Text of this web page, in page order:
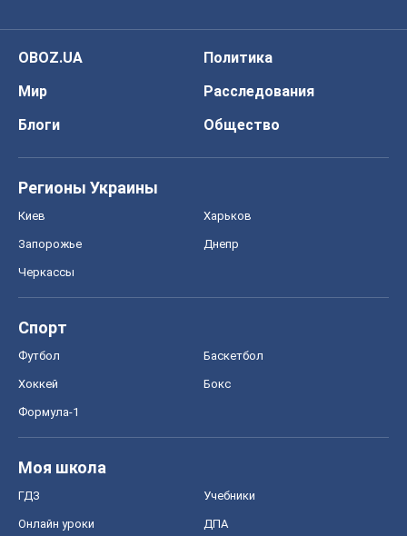
OBOZ.UA
Политика
Мир
Расследования
Блоги
Общество
Регионы Украины
Киев Харьков
Запорожье Днепр
Черкассы
Спорт
Футбол Баскетбол
Хоккей Бокс
Формула-1
Моя школа
ГДЗ Учебники
Онлайн уроки ДПА